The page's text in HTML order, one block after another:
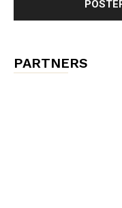
PARTNERS